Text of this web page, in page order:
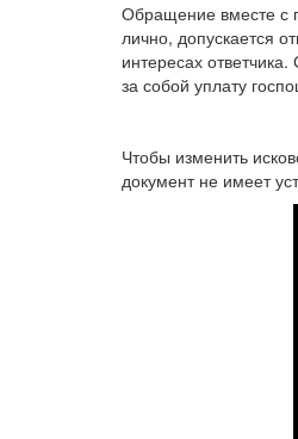
Обращение вместе с
лично, допускается
интересах
за собой уплату
Чтобы изменить
документ не имеет